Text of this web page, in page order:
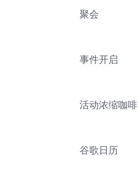
聚会
事件开启
活动浓缩咖啡
谷歌日历